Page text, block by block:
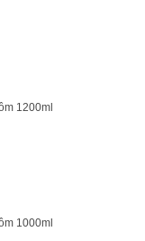
1200ml
1000ml